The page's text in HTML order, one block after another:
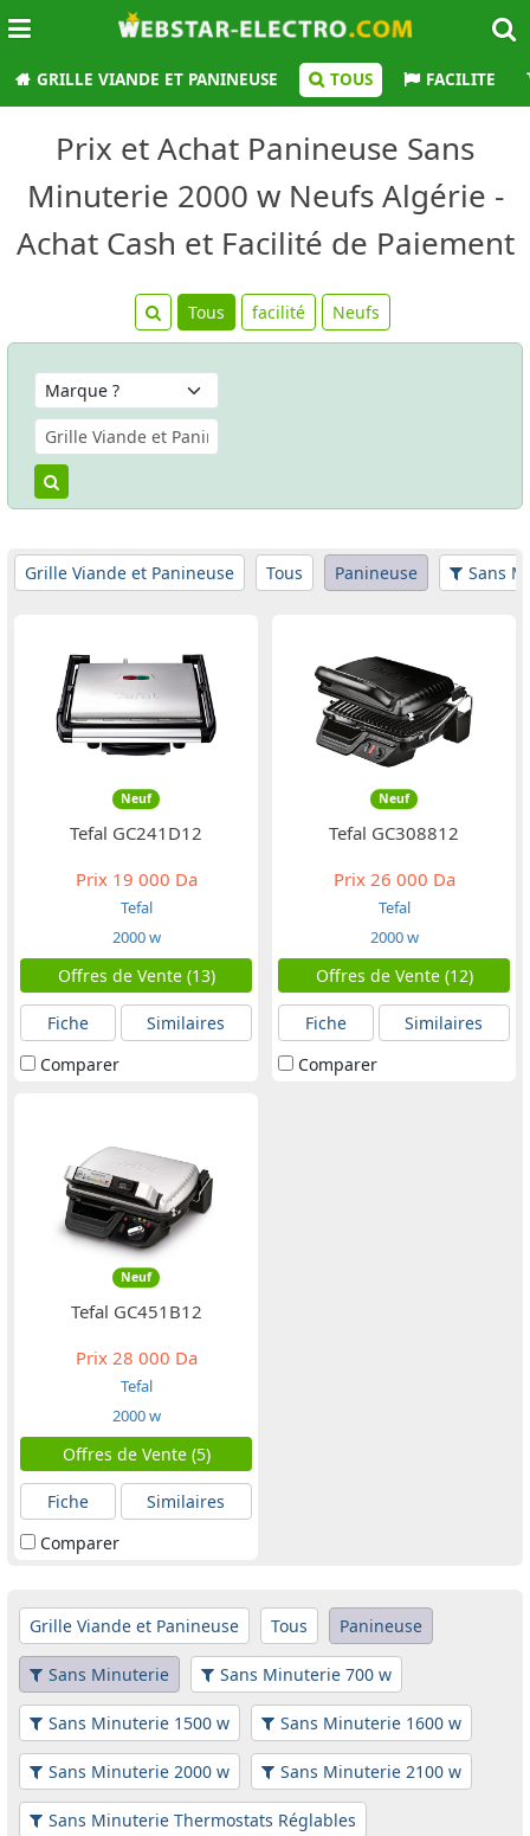
GRILLE VIANDE ET PANINEUSE TOUS FACILITE
Prix et Achat Panineuse Sans
Minuterie 2000 w Neufs Algérie -
Achat Cash et Facilité de Paiement
Tous facilité Neufs
Grille Viande et Panineuse Tous Panineuse Sans
Neuf
Tefal GC241D12
Prix19 000 Da
Tefal
2000 w
Offres de Vente (13)
Fiche
Similaires
Comparer
Neuf
Tefal GC308812
Prix26 000 Da
Tefal
2000 w
Offres de Vente (12)
Fiche
Similaires
Comparer
Neuf
Tefal GC451B12
Prix28 000 Da
Tefal
2000 w
Offres de Vente (5)
Fiche
Similaires
Comparer
Grille Viande et Panineuse Tous Panineuse
Sans Minuterie Sans Minuterie 700 w
Sans Minuterie 1500 w Sans Minuterie 1600 w
Sans Minuterie 2000 w Sans Minuterie 2100 w
Sans Minuterie Thermostats Réglables